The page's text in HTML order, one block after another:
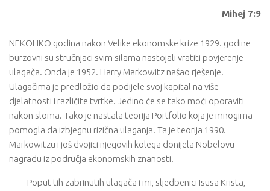
Mihej 7:9
NEKOLIKO godina nakon Velike ekonomske krize 1929. godine
burzovni su stručnjaci svim silama nastojali vratiti povjerenje
ulagača. Onda je 1952. Harry Markowitz našao rješenje.
Ulagačima je predložio da podijele svoj kapital na više
djelatnosti i različite tvrtke. Jedino će se tako moći oporaviti
nakon sloma. Tako je nastala teorija Portfolio koja je mnogima
pomogla da izbjegnu rizična ulaganja. Ta je teorija 1990.
Markowitzu i još dvojici njegovih kolega donijela Nobelovu
nagradu iz područja ekonomskih znanosti.
Poput tih zabrinutih ulagača i mi, sljedbenici Isusa Krista,